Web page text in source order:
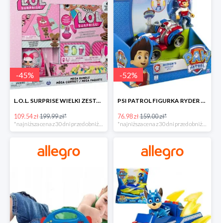
-45%
L.O.L. SURPRISE WIELKI ZESTAW NIESPODZIANKA 4 GRY -45%
109.54 zł199.99 zł*
-52%
PSI PATROL FIGURKA RYDER + QUAD POJAZD RATUNKOWY -51%
76.98 zł159.00 zł*